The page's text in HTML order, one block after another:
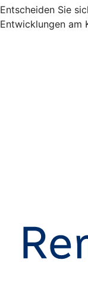
Entscheiden Sie
Entwicklungen am